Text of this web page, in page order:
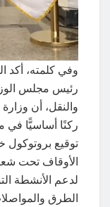
وفي كلمته، أكد
رئيس مجلس
والنقل، أن
ركنًا أساسيًّا في
توقيع بروتوكول
الأوقاف تحت
لدعم الأنشطة
الطرق